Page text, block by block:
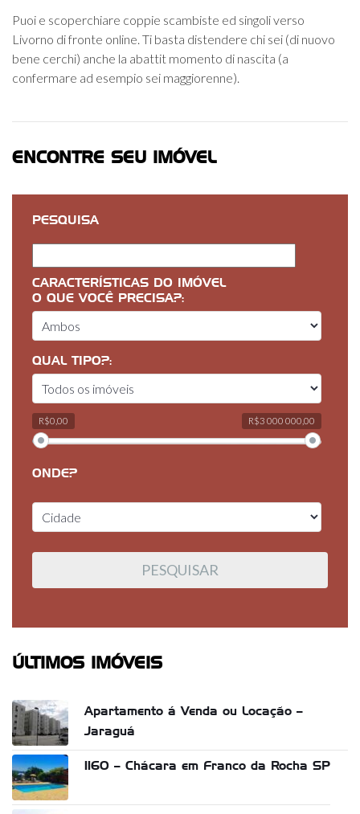
Puoi e scoperchiare coppie scambiste ed singoli verso
Livorno di fronte online. Ti basta distendere chi sei (di nuovo
bene cerchi) anche la abattit momento di nascita (a
confermare ad esempio sei maggiorenne).
ENCONTRE SEU IMÓVEL
PESQUISA
CARACTERÍSTICAS DO IMÓVEL
O QUE VOCÊ PRECISA?:
QUAL TIPO?:
R$0,00 R$3 000 000,00
ONDE?
ÚLTIMOS IMÓVEIS
Apartamento á Venda ou Locação –
Jaraguá
1160 – Chácara em Franco da Rocha SP